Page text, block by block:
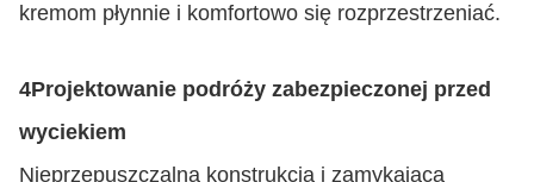
kremom płynnie i komfortowo się rozprzestrzeniać.
4Projektowanie podróży zabezpieczonej przed
wyciekiem
Nieprzepuszczalna konstrukcja i zamykająca